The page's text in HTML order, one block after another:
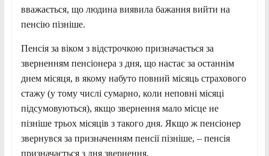
вважається, що людина виявила бажання вийти на
пенсію пізніше.
Пенсія за віком з відстрочкою призначається за
зверненням пенсіонера з дня, що настає за останнім
днем місяця, в якому набуто повний місяць страхового
стажу (у тому числі сумарно, коли неповні місяці
підсумовуються), якщо звернення мало місце не
пізніше трьох місяців з такого дня. Якщо ж пенсіонер
звернувся за призначенням пенсії пізніше, – пенсія
призначається з дня звернення.